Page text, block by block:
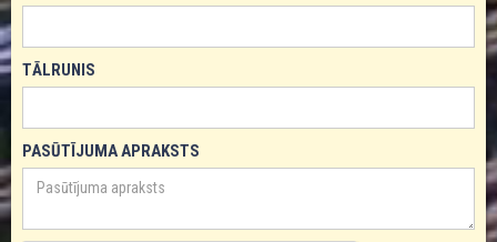
TĀLRUNIS
PASŪTĪJUMA APRAKSTS